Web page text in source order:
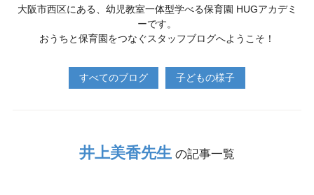
大阪市西区にある、幼児教室一体型学べる保育園 HUGアカデミ
ーです。
おうちと保育園をつなぐスタッフブログへようこそ！
すべてのブログ 子どもの様子
井上美香先生 の記事一覧